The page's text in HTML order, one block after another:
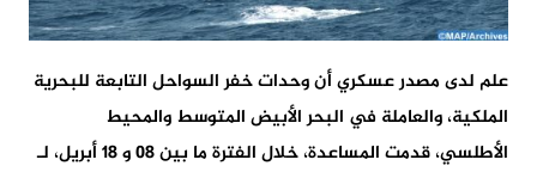
علم لدى مصدر عسكري أن وحدات خفر السواحل التابعة للبحرية
الملكية، والعاملة في البحر الأبيض المتوسط والمحيط
الأطلسي، قدمت المساعدة، خلال الفترة ما بين 08 و 18 أبريل، لـ